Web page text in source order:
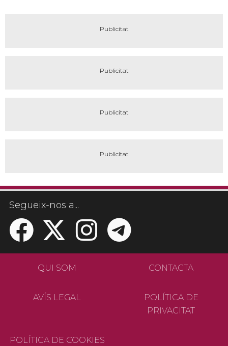
Segueix-nos a...
QUI SOM CONTACTA
AVÍS LEGAL
POLÍTICA DE
PRIVACITAT
POLÍTICA DE COOKIES